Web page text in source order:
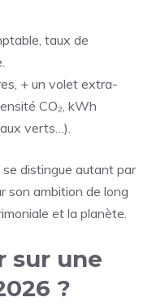
taux de
+ un volet extra-
CO₂, kWh
verts…).
distingue autant par
son ambition de long
et la planète.
sur une
?